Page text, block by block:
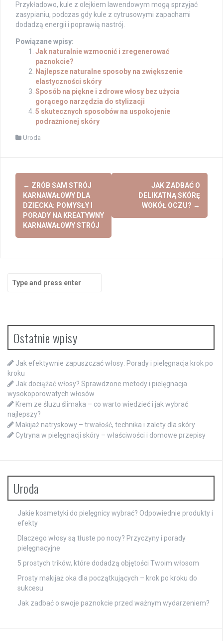
Przykładowo, kule z olejkiem lawendowym mogą sprzyjać
zasypianiu, podczas gdy kule z cytrusowymi zapachami
dodadzą energii i poprawią nastrój.
Powiązane wpisy:
Jak naturalnie wzmocnić i zregenerować
paznokcie?
Najlepsze naturalne sposoby na zwiększenie
elastyczności skóry
Sposób na piękne i zdrowe włosy bez użycia
gorącego narzędzia do stylizacji
5 skutecznych sposobów na uspokojenie
podrażnionej skóry
Uroda
Post
navigation
← ZRÓB SAM STRÓJ
KARNAWAŁOWY DLA
DZIECKA: POMYSŁY I
PORADY NA KREATYWNY
KARNAWAŁOWY STRÓJ
JAK ZADBAĆ O
DELIKATNĄ SKÓRĘ
WOKÓŁ OCZU? →
Search
for:
Ostatnie wpisy
Jak efektywnie zapuszczać włosy: Porady i pielęgnacja krok po
kroku
Jak dociążać włosy? Sprawdzone metody i pielęgnacja
wysokoporowatych włosów
Krem ze śluzu ślimaka – co warto wiedzieć i jak wybrać
najlepszy?
Makijaż natryskowy – trwałość, technika i zalety dla skóry
Cytryna w pielęgnacji skóry – właściwości i domowe przepisy
Uroda
Jakie kosmetyki do pielęgnicy wybrać? Odpowiednie produkty i
efekty
Dlaczego włosy są tłuste po nocy? Przyczyny i porady
pielęgnacyjne
5 prostych trików, które dodadzą objętości Twoim włosom
Prosty makijaż oka dla początkujących – krok po kroku do
sukcesu
Jak zadbać o swoje paznokcie przed ważnym wydarzeniem?